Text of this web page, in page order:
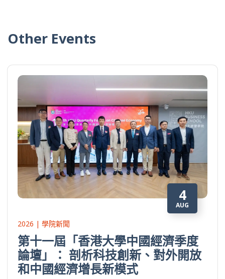
Other Events
4
AUG
2026 | 學院新聞
第十一屆「香港大學中國經濟季度
論壇」： 剖析科技創新、對外開放
和中國經濟增長新模式